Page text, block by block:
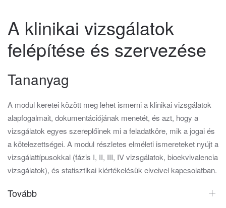
A klinikai vizsgálatok
felépítése és szervezése
Tananyag
A modul keretei között meg lehet ismerni a klinikai vizsgálatok
alapfogalmait, dokumentációjának menetét, és azt, hogy a
vizsgálatok egyes szereplőinek mi a feladatköre, mik a jogai és
a kötelezettségei. A modul részletes elméleti ismereteket nyújt a
vizsgálattípusokkal (fázis I, II, III, IV vizsgálatok, bioekvivalencia
vizsgálatok), és statisztikai kiértékelésük elveivel kapcsolatban.
Tovább